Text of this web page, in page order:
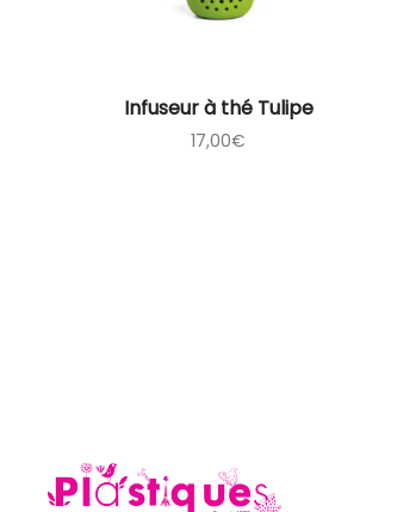
Infuseur à thé Tulipe
17,00€